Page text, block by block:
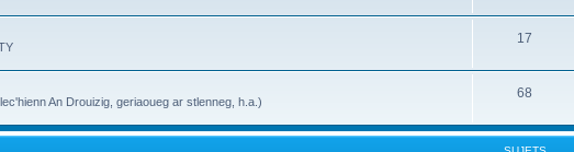
17
An Drouizig, geriaoueg ar stlenneg, h.a.)
68